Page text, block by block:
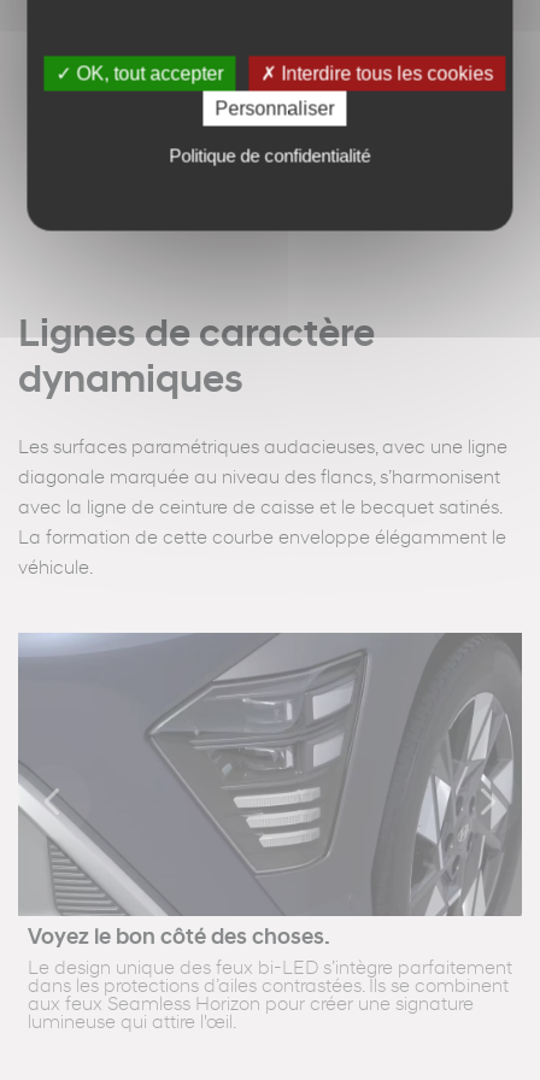
Lignes de caractère
dynamiques
Les surfaces paramétriques audacieuses, avec une ligne
diagonale marquée au niveau des flancs, s’harmonisent
avec la ligne de ceinture de caisse et le becquet satinés.
La formation de cette courbe enveloppe élégamment le
véhicule.
Voyez le bon côté des choses.
Le design unique des feux bi-LED s’intègre parfaitement
dans les protections d’ailes contrastées. Ils se combinent
aux feux Seamless Horizon pour créer une signature
lumineuse qui attire l'œil.
Previous Next
✓ OK, tout accepter
✗ Interdire tous les cookies
Personnaliser
Politique de confidentialité